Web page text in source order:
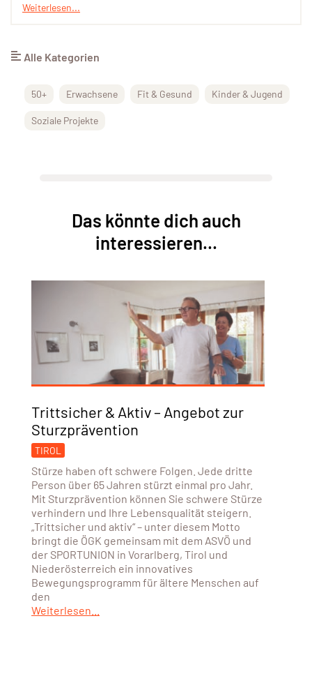
Weiterlesen...
Alle Kategorien
50+ Erwachsene Fit & Gesund Kinder & Jugend
Soziale Projekte
Das könnte dich auch
interessieren...
Trittsicher & Aktiv – Angebot zur
Sturzprävention
TIROL
Stürze haben oft schwere Folgen. Jede dritte
Person über 65 Jahren stürzt einmal pro Jahr.
Mit Sturzprävention können Sie schwere Stürze
verhindern und Ihre Lebensqualität steigern.
„Trittsicher und aktiv“ – unter diesem Motto
bringt die ÖGK gemeinsam mit dem ASVÖ und
der SPORTUNION in Vorarlberg, Tirol und
Niederösterreich ein innovatives
Bewegungsprogramm für ältere Menschen auf
den
Weiterlesen...